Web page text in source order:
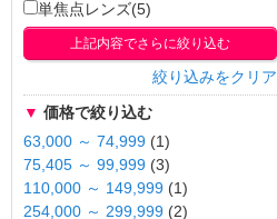
単焦点レンズ(5)
上記内容でさらに絞り込む
絞り込みをクリア
▼ 価格で絞り込む
63,000 ～ 74,999 (1)
75,405 ～ 99,999 (3)
110,000 ～ 149,999 (1)
254,000 ～ 299,999 (2)